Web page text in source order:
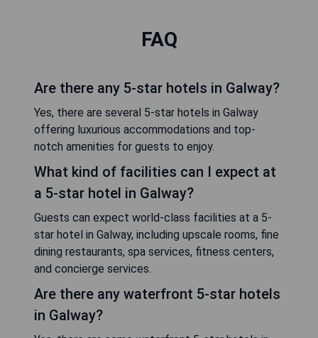
FAQ
Are there any 5-star hotels in Galway?
Yes, there are several 5-star hotels in Galway
offering luxurious accommodations and top-
notch amenities for guests to enjoy.
What kind of facilities can I expect at
a 5-star hotel in Galway?
Guests can expect world-class facilities at a 5-
star hotel in Galway, including upscale rooms, fine
dining restaurants, spa services, fitness centers,
and concierge services.
Are there any waterfront 5-star hotels
in Galway?